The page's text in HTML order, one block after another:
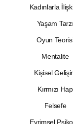
Kadınlarla
Yaşam Tarzı
Oyun
Mentalite
Kişisel
Kırmızı Hap
Felsefe
Evrimsel